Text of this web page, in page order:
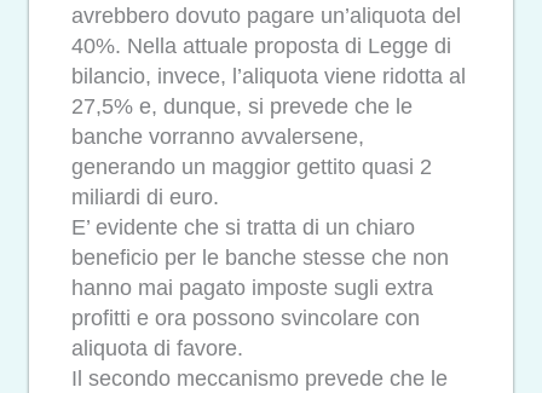
avrebbero dovuto pagare un’aliquota del
40%. Nella attuale proposta di Legge di
bilancio, invece, l’aliquota viene ridotta al
27,5% e, dunque, si prevede che le
banche vorranno avvalersene,
generando un maggior gettito quasi 2
miliardi di euro.
E’ evidente che si tratta di un chiaro
beneficio per le banche stesse che non
hanno mai pagato imposte sugli extra
profitti e ora possono svincolare con
aliquota di favore.
Il secondo meccanismo prevede che le